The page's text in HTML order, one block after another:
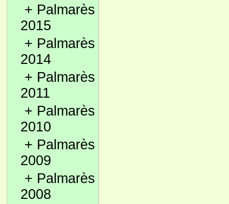
+ Palmarès
2015
+ Palmarès
2014
+ Palmarès
2011
+ Palmarès
2010
+ Palmarès
2009
+ Palmarès
2008